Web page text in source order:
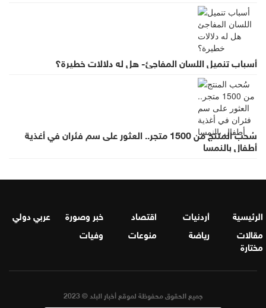
أسباب تنميل اللسان المفاجئ- هل له دلالات خطيرة؟
سُحب المنتج من 1500 متجر.. العثور على سم فئران في أغذية
أطفال بالنمسا
الرئيسية أردنيات اقتصاد خبر وصورة
عربي دولي
مقالات
مختارة
رياضة منوعات وفيات
جميع الحقوق محفوظة لموقع أخبار البلد © 2023